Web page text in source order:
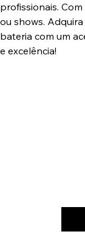
profissionais.
ou shows.
bateria com um
e excelência!